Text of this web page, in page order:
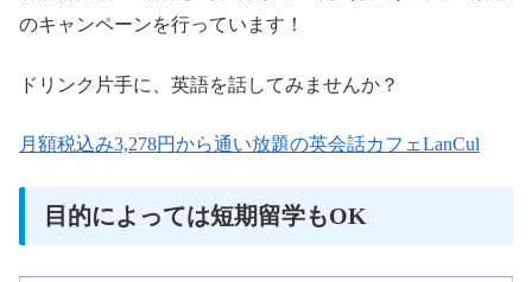
のキャンペーンを行っています！
ドリンク片手に、英語を話してみませんか？
月額税込み3,278円から通い放題の英会話カフェLanCul
目的によっては短期留学もOK